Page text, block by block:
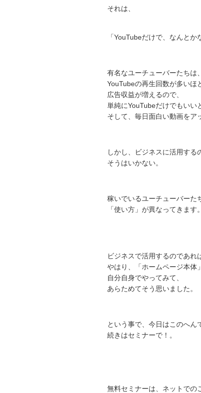
それは、
「YouTubeだけで、なんと
有名なユーチューバーたちは、
YouTubeの再生回数が多いほ
広告収益が増えるので、
単純にYouTubeだけでもいい
そして、毎日面白い動画をア
しかし、ビジネスに活用する
そうはいかない。
稼いでいるユーチューバーた
「使い方」が異なってきます。
ビジネスで活用するのであれ
やはり、「ホームページ本体
自分自身でやってみて、
あらためてそう思いました。
という事で、今日はこのへん
続きはセミナーで！。
無料セミナーは、ネットでの